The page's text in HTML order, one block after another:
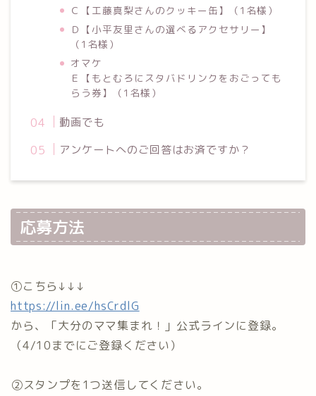
Ｃ【工藤真梨さんのクッキー缶】（1名様）
Ｄ【小平友里さんの選べるアクセサリー】
（1名様）
オマケ⁡
Ｅ【もとむろにスタバドリンクをおごっても
らう券】（1名様）⁡
動画でも
アンケートへのご回答はお済ですか？
応募方法
①こちら↓↓↓
https://lin.ee/hsCrdlG
から、「大分のママ集まれ！」公式ラインに登録⁡。
（4/10までにご登録ください）⁡
⁡②スタンプを1つ送信してください。⁡